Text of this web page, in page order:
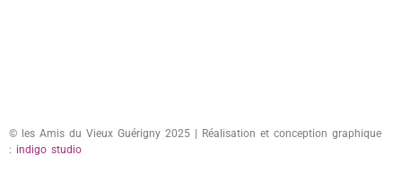
© les Amis du Vieux Guérigny 2025 | Réalisation et conception graphique
: indigo studio